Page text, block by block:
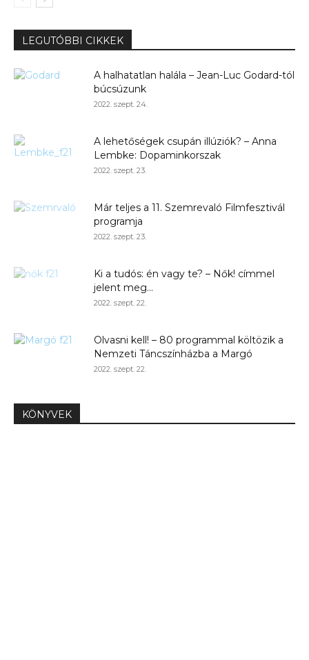
LEGUTÓBBI CIKKEK
A halhatatlan halála – Jean-Luc Godard-tól
búcsúzunk
2022. szept. 24.
A lehetőségek csupán illúziók? – Anna
Lembke: Dopaminkorszak
2022. szept. 23.
Már teljes a 11. Szemrevaló Filmfesztivál
programja
2022. szept. 23.
Ki a tudós: én vagy te? – Nők! címmel
jelent meg...
2022. szept. 22.
Olvasni kell! – 80 programmal költözik a
Nemzeti Táncszínházba a Margó
2022. szept. 22.
KÖNYVEK